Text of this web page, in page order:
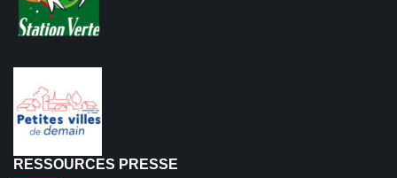
RESSOURCES PRESSE